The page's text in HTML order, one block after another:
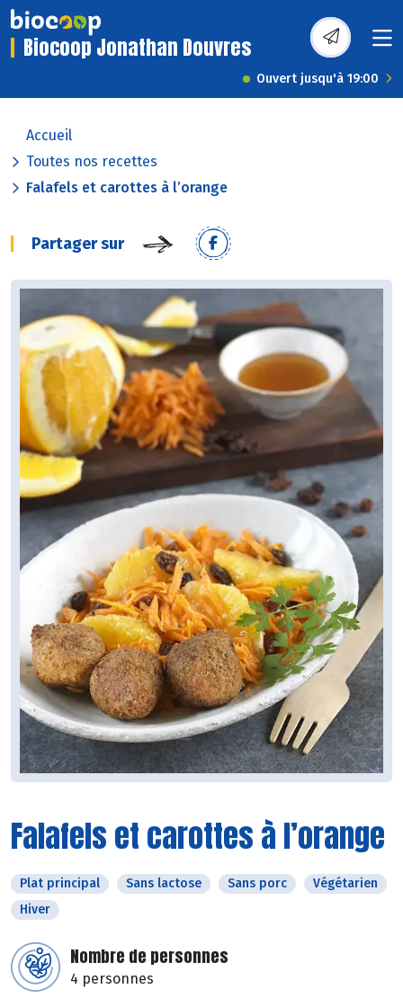
Biocoop Jonathan Douvres
Ouvert jusqu'à 19:00
Accueil
Toutes nos recettes
Falafels et carottes à l’orange
Partager sur
Falafels et carottes à l’orange
Plat principal Sans lactose Sans porc
Végétarien
Hiver
Nombre de personnes
4 personnes